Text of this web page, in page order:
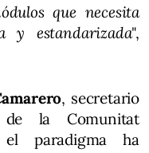
que necesita
y estandarizada",
, secretario
la Comunitat
el paradigma ha